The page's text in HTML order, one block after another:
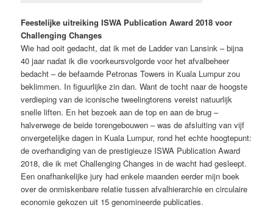
Feestelijke uitreiking ISWA Publication Award 2018 voor
Challenging Changes
Wie had ooit gedacht, dat ik met de Ladder van Lansink – bijna
40 jaar nadat ik die voorkeursvolgorde voor het afvalbeheer
bedacht – de befaamde Petronas Towers in Kuala Lumpur zou
beklimmen. In figuurlijke zin dan. Want de tocht naar de hoogste
verdieping van de iconische tweelingtorens vereist natuurlijk
snelle liften. En het bezoek aan de top en aan de brug –
halverwege de beide torengebouwen – was de afsluiting van vijf
onvergetelijke dagen in Kuala Lumpur, rond het echte hoogtepunt:
de overhandiging van de prestigieuze ISWA Publication Award
2018, die ik met Challenging Changes in de wacht had gesleept.
Een onafhankelijke jury had enkele maanden eerder mijn boek
over de onmiskenbare relatie tussen afvalhierarchie en circulaire
economie gekozen uit 15 genomineerde publicaties.